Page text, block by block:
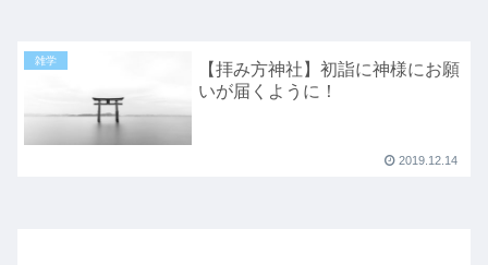
雑学
【拝み方神社】初詣に神様にお願
いが届くように！
2019.12.14